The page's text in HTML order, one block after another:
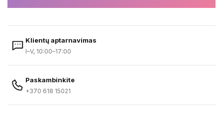
Klientų aptarnavimas
I–V, 10:00–17:00
Paskambinkite
+370 618 15021